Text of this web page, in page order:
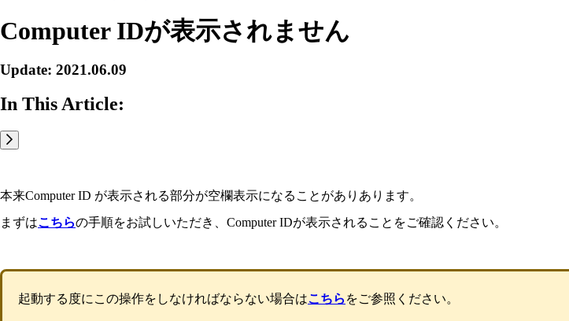
Computer IDが表示されません
Update: 2021.06.09
In This Article:
本来Computer ID が表示される部分が空欄表示になることがありあります。
まずはこちらの手順をお試しいただき、Computer IDが表示されることをご確認ください。
起動する度にこの操作をしなければならない場合はこちら をご参照ください。